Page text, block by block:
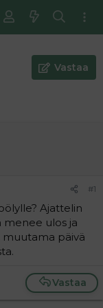
Vastaa
#1
Ajattelin
menee ulos ja
päivä
Vastaa